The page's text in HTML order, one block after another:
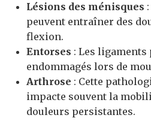
Lésions des ménisques
peuvent entraîner des
flexion.
Entorses : Les ligaments
endommagés lors de
Arthrose : Cette
impacte souvent la
douleurs persistantes.